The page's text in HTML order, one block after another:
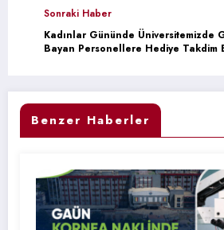
Sonraki Haber
Kadınlar Gününde Üniversitemizde
Bayan Personellere Hediye Takdim
Benzer Haberler